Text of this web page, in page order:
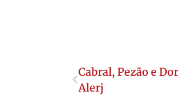
Cabral, Pezão e
Alerj